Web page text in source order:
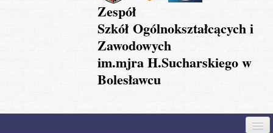
Zespół
Szkół Ogólnokształcących i
Zawodowych
im.mjra H.Sucharskiego w
Bolesławcu